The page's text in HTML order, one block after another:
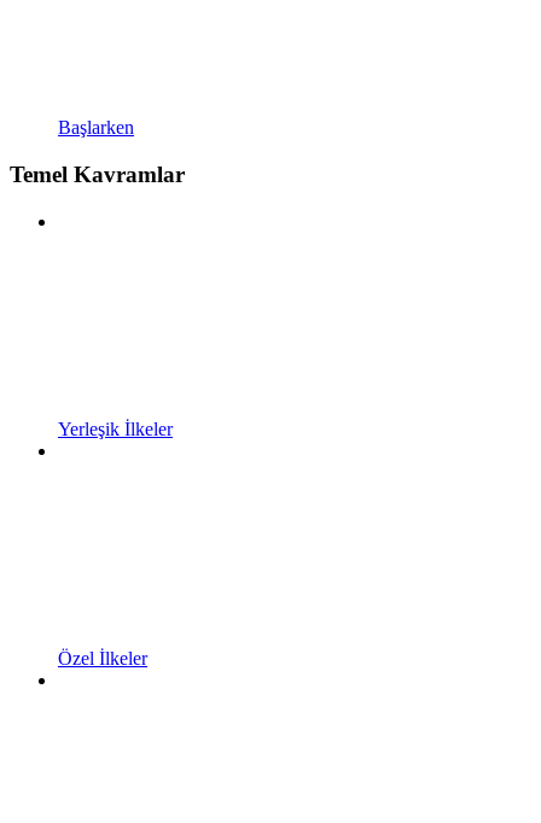
Başlarken
Temel Kavramlar
Yerleşik İlkeler
Özel İlkeler